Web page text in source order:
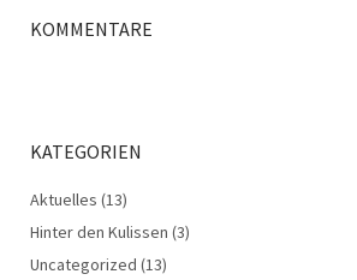
KOMMENTARE
KATEGORIEN
Aktuelles (13)
Hinter den Kulissen (3)
Uncategorized (13)